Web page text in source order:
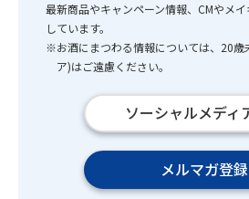
最新商品やキャンペーン情報、CMやメ
しています。
※お酒にまつわる情報については、20歳
ア)はご遠慮ください。
ソーシャルメディ
メルマガ登録